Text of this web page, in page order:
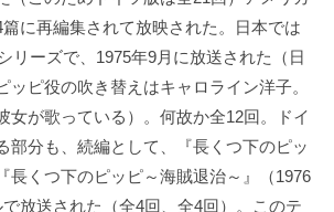
に再編集されて放映された。日本では
リーズで、1975年9月に放送された（日
ッピ役の吹き替えはキャロライン洋子。
女が歌っている）。何故か全12回。ドイ
部分も、続編として、『長くつ下のピッ
長くつ下のピッピ～海賊退治～』（1976
放送された（全4回、全4回）。このテ